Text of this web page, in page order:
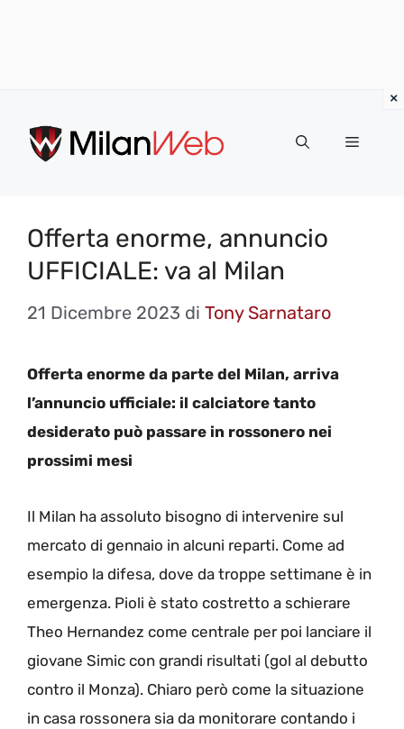
contenuto
MENU
Offerta enorme, annuncio
UFFICIALE: va al Milan
21 Dicembre 2023 di Tony Sarnataro
Offerta enorme da parte del Milan, arriva
l’annuncio ufficiale: il calciatore tanto
desiderato può passare in rossonero nei
prossimi mesi
Il Milan ha assoluto bisogno di intervenire sul
mercato di gennaio in alcuni reparti. Come ad
esempio la difesa, dove da troppe settimane è in
emergenza. Pioli è stato costretto a schierare
Theo Hernandez come centrale per poi lanciare il
giovane Simic con grandi risultati (gol al debutto
contro il Monza). Chiaro però come la situazione
in casa rossonera sia da monitorare contando i